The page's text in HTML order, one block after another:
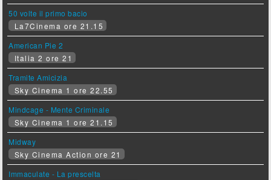
50 volte il primo bacio
La7Cinema ore 21.15
American Pie 2
Italia 2 ore 21
Tramite Amicizia
Sky Cinema 1 ore 22.55
Mindcage - Mente Criminale
Sky Cinema 1 ore 21.15
Midway
Sky Cinema Action ore 21
Immaculate - La prescelta